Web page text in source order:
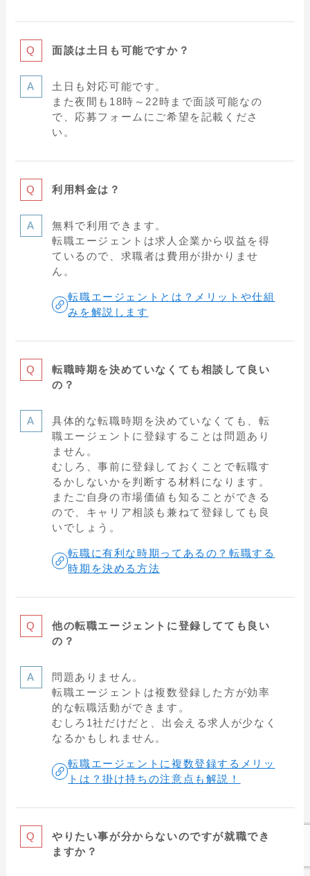
面談は土日も可能ですか？
土日も対応可能です。
また夜間も18時～22時まで面談可能なの
で、応募フォームにご希望を記載くださ
い。
利用料金は？
無料で利用できます。
転職エージェントは求人企業から収益を得
ているので、求職者は費用が掛かりませ
ん。
転職エージェントとは？メリットや仕組
みを解説します
転職時期を決めていなくても相談して良い
の？
具体的な転職時期を決めていなくても、転
職エージェントに登録することは問題あり
ません。
むしろ、事前に登録しておくことで転職す
るかしないかを判断する材料になります。
またご自身の市場価値も知ることができる
ので、キャリア相談も兼ねて登録しても良
いでしょう。
転職に有利な時期ってあるの？転職する
時期を決める方法
他の転職エージェントに登録してても良い
の？
問題ありません。
転職エージェントは複数登録した方が効率
的な転職活動ができます。
むしろ1社だけだと、出会える求人が少なく
なるかもしれません。
転職エージェントに複数登録するメリッ
トは？掛け持ちの注意点も解説！
やりたい事が分からないのですが就職でき
ますか？